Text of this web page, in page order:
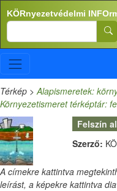
Ugrás a tartalomra
KÖRnyezetvédelmi
Search
Térkép >Alapismeretek:
Környezetismeret térképtár:
Felszín
Szerző:
A címekre kattintva
leírást, a képekre kattintva